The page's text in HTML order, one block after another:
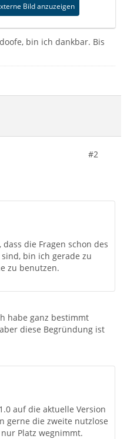
Bild anzuzeigen
bin ich dankbar. Bis
#2
die Fragen schon des
bin ich gerade zu
zu benutzen.
habe ganz bestimmt
diese Begründung ist
auf die aktuelle Version
gerne die zweite nutzlose
Platz wegnimmt.